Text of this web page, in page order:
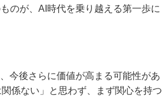
のが、AI時代を乗り越える第一歩に
今後さらに価値が高まる可能性があ
係ない」と思わず、まず関心を持つ